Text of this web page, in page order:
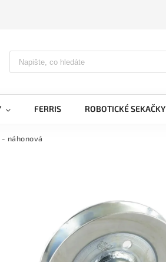
FERRIS ROBOTICKÉ SEKAČKY
náhonová